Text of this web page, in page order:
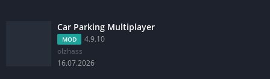
Car Parking Multiplayer
MOD
4.9.10
olzhass
16.07.2026